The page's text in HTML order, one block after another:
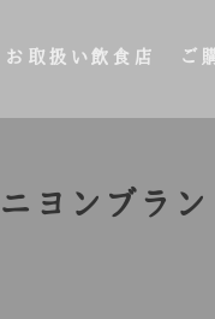
お取扱い飲食店 ご
ヨンブラン